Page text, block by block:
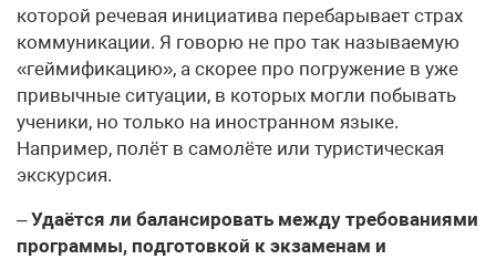
которой речевая инициатива перебарывает страх
коммуникации. Я говорю не про так называемую
«геймификацию», а скорее про погружение в уже
привычные ситуации, в которых могли побывать
ученики, но только на иностранном языке.
Например, полёт в самолёте или туристическая
экскурсия.
–Удаётся ли балансировать между требованиями
программы, подготовкой к экзаменам и